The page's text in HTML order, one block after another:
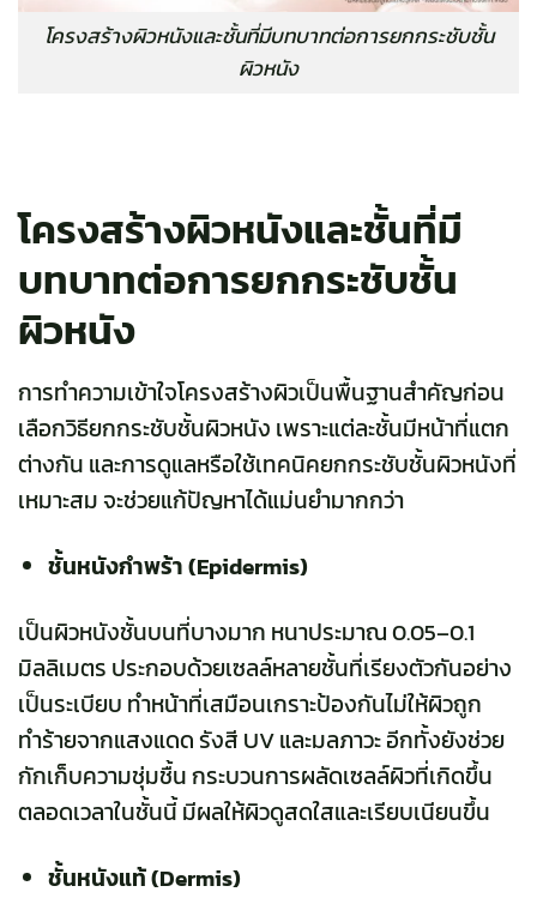
โครงสร้างผิวหนังและชั้นที่มีบทบาทต่อการยกกระชับชั้น
ผิวหนัง
โครงสร้างผิวหนังและชั้นที่มี
บทบาทต่อการยกกระชับชั้น
ผิวหนัง
การทำความเข้าใจโครงสร้างผิวเป็นพื้นฐานสำคัญก่อน
เลือกวิธียกกระชับชั้นผิวหนัง เพราะแต่ละชั้นมีหน้าที่แตก
ต่างกัน และการดูแลหรือใช้เทคนิคยกกระชับชั้นผิวหนังที่
เหมาะสม จะช่วยแก้ปัญหาได้แม่นยำมากกว่า
ชั้นหนังกำพร้า (Epidermis)
เป็นผิวหนังชั้นบนที่บางมาก หนาประมาณ 0.05–0.1
มิลลิเมตร ประกอบด้วยเซลล์หลายชั้นที่เรียงตัวกันอย่าง
เป็นระเบียบ ทำหน้าที่เสมือนเกราะป้องกันไม่ให้ผิวถูก
ทำร้ายจากแสงแดด รังสี UV และมลภาวะ อีกทั้งยังช่วย
กักเก็บความชุ่มชื้น กระบวนการผลัดเซลล์ผิวที่เกิดขึ้น
ตลอดเวลาในชั้นนี้ มีผลให้ผิวดูสดใสและเรียบเนียนขึ้น
ชั้นหนังแท้ (Dermis)